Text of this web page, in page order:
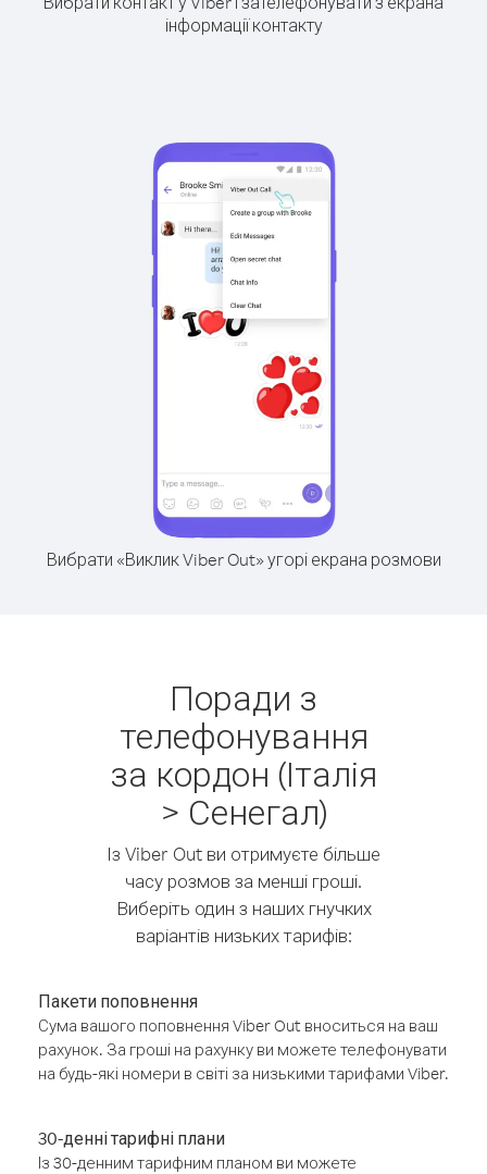
інформації контакту
Вибрати «Виклик Viber Out» угорі екрана розмови
Поради з
телефонування
за кордон (Італія
> Сенегал)
Із Viber Out ви отримуєте більше
часу розмов за менші гроші.
Виберіть один з наших гнучких
варіантів низьких тарифів:
Пакети поповнення
Сума вашого поповнення Viber Out вноситься на ваш
рахунок. За гроші на рахунку ви можете телефонувати
на будь-які номери в світі за низькими тарифами Viber.
30-денні тарифні плани
Із 30-денним тарифним планом ви можете